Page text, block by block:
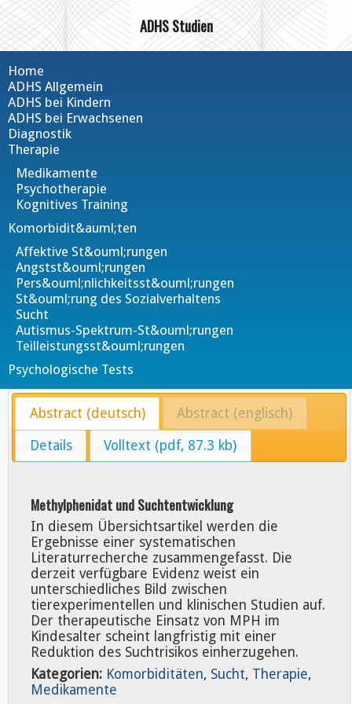
ADHS Studien
Home
ADHS Allgemein
ADHS bei Kindern
ADHS bei Erwachsenen
Diagnostik
Therapie
Medikamente
Psychotherapie
Kognitives Training
Komorbidit&auml;ten
Affektive St&ouml;rungen
Angstst&ouml;rungen
Pers&ouml;nlichkeitsst&ouml;rungen
St&ouml;rung des Sozialverhaltens
Sucht
Autismus-Spektrum-St&ouml;rungen
Teilleistungsst&ouml;rungen
Psychologische Tests
Abstract (deutsch) Abstract (englisch)
Details Volltext (pdf, 87.3 kb)
Methylphenidat und Suchtentwicklung
In diesem Übersichtsartikel werden die
Ergebnisse einer systematischen
Literaturrecherche zusammengefasst. Die
derzeit verfügbare Evidenz weist ein
unterschiedliches Bild zwischen
tierexperimentellen und klinischen Studien auf.
Der therapeutische Einsatz von MPH im
Kindesalter scheint langfristig mit einer
Reduktion des Suchtrisikos einherzugehen.
Kategorien: Komorbiditäten, Sucht, Therapie,
Medikamente